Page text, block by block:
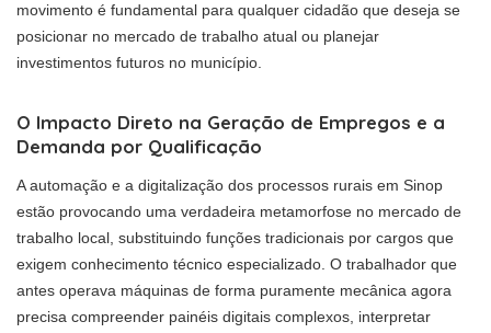
movimento é fundamental para qualquer cidadão que deseja se
posicionar no mercado de trabalho atual ou planejar
investimentos futuros no município.
O Impacto Direto na Geração de Empregos e a
Demanda por Qualificação
A automação e a digitalização dos processos rurais em Sinop
estão provocando uma verdadeira metamorfose no mercado de
trabalho local, substituindo funções tradicionais por cargos que
exigem conhecimento técnico especializado. O trabalhador que
antes operava máquinas de forma puramente mecânica agora
precisa compreender painéis digitais complexos, interpretar